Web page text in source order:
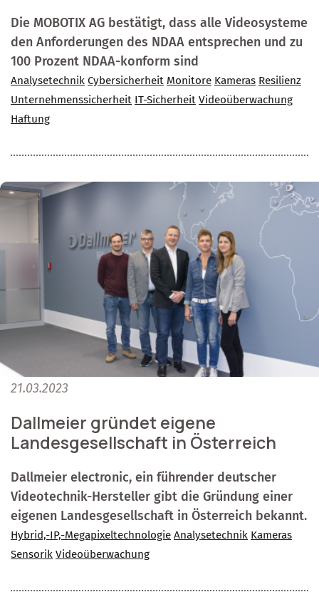
Die MOBOTIX AG bestätigt, dass alle Videosysteme
den Anforderungen des NDAA entsprechen und zu
100 Prozent NDAA-konform sind
Analysetechnik Cybersicherheit Monitore Kameras Resilienz
Unternehmenssicherheit IT-Sicherheit Videoüberwachung
Haftung
21.03.2023
Dallmeier gründet eigene
Landesgesellschaft in Österreich
Dallmeier electronic, ein führender deutscher
Videotechnik-Hersteller gibt die Gründung einer
eigenen Landesgesellschaft in Österreich bekannt.
Hybrid,-IP,-Megapixeltechnologie Analysetechnik Kameras
Sensorik Videoüberwachung